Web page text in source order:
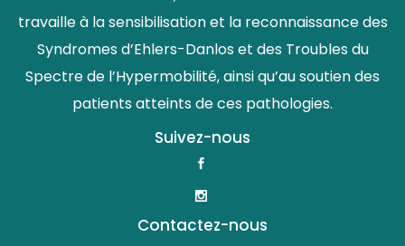
travaille à la sensibilisation et la reconnaissance des
Syndromes d’Ehlers-Danlos et des Troubles du
Spectre de l’Hypermobilité, ainsi qu’au soutien des
patients atteints de ces pathologies.
Suivez-nous
Contactez-nous